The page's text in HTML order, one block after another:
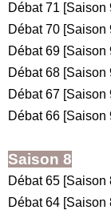
Débat 71 [Saison
Débat 70 [Saison
Débat 69 [Saison
Débat 68 [Saison
Débat 67 [Saison
Débat 66 [Saison
Saison 8
Débat 65 [Saison
Débat 64 [Saison